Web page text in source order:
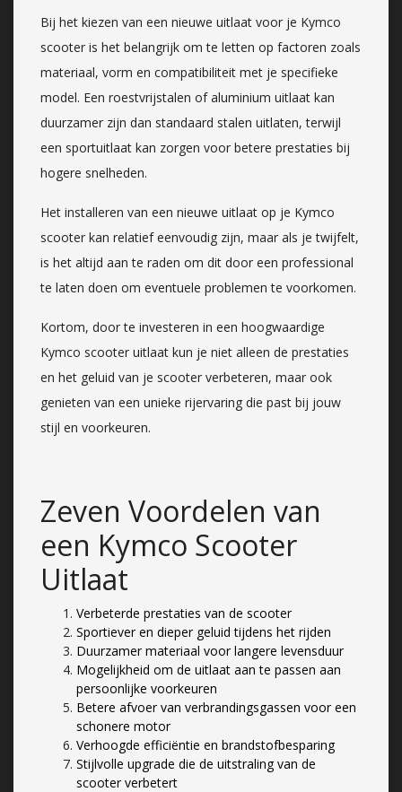
Bij het kiezen van een nieuwe uitlaat voor je Kymco
scooter is het belangrijk om te letten op factoren zoals
materiaal, vorm en compatibiliteit met je specifieke
model. Een roestvrijstalen of aluminium uitlaat kan
duurzamer zijn dan standaard stalen uitlaten, terwijl
een sportuitlaat kan zorgen voor betere prestaties bij
hogere snelheden.
Het installeren van een nieuwe uitlaat op je Kymco
scooter kan relatief eenvoudig zijn, maar als je twijfelt,
is het altijd aan te raden om dit door een professional
te laten doen om eventuele problemen te voorkomen.
Kortom, door te investeren in een hoogwaardige
Kymco scooter uitlaat kun je niet alleen de prestaties
en het geluid van je scooter verbeteren, maar ook
genieten van een unieke rijervaring die past bij jouw
stijl en voorkeuren.
Zeven Voordelen van
een Kymco Scooter
Uitlaat
Verbeterde prestaties van de scooter
Sportiever en dieper geluid tijdens het rijden
Duurzamer materiaal voor langere levensduur
Mogelijkheid om de uitlaat aan te passen aan
persoonlijke voorkeuren
Betere afvoer van verbrandingsgassen voor een
schonere motor
Verhoogde efficiëntie en brandstofbesparing
Stijlvolle upgrade die de uitstraling van de
scooter verbetert